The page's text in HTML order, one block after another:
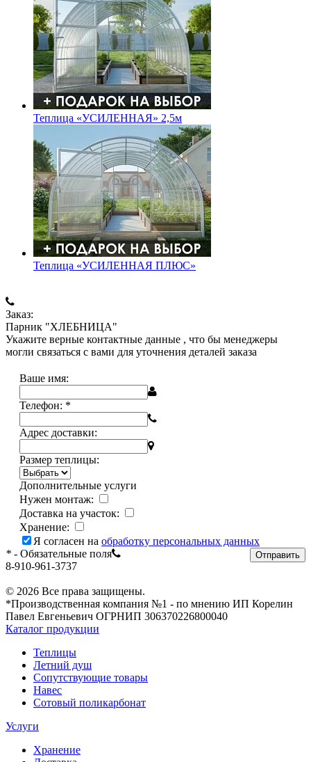
Теплица «УСИЛЕННАЯ» 2,5м
Теплица «УСИЛЕННАЯ ПЛЮС»
Заказ:
Парник "ХЛЕБНИЦА"
Укажите верные контактные данные , что бы менеджеры
могли связаться с вами для уточнения деталей заказа
Ваше имя:
Телефон: *
Адрес доставки:
Размер теплицы:
Дополнительные услуги
Нужен монтаж:
Доставка на участок:
Хранение:
Я согласен на обработку персональных данных
* - Обязательные поля Отправить
8-910-961-3737
© 2026 Все права защищены.
*Производственная компания №1 - по мнению ИП Корелин
Павел Евгеньевич ОГРНИП 306370226800040
Каталог продукции
Теплицы
Летний душ
Сопутствующие товары
Навес
Сотовый поликарбонат
Услуги
Хранение